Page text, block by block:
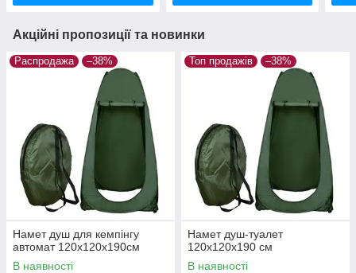
Акційні пропозиції та новинки
Распродажа –38%
Намет душ для кемпінгу
автомат 120x120x190см
В наявності
Топ продажів –38%
Намет душ-туалет
120x120x190 см
В наявності